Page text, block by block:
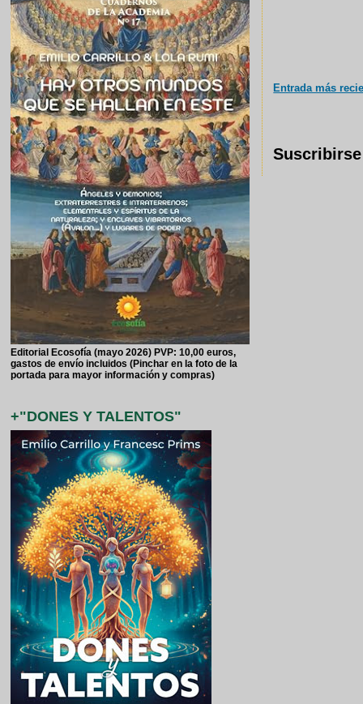
Entrada más
Editorial Ecosofía (mayo 2026) PVP: 10,00 euros,
gastos de envío incluidos (Pinchar en la foto de la
portada para mayor información y compras)
+"DONES Y TALENTOS"